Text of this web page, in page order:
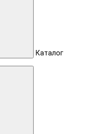
Каталог